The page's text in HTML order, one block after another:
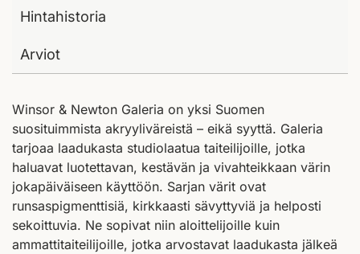
Hintahistoria
Arviot
Winsor & Newton Galeria on yksi Suomen
suosituimmista akryyliväreistä – eikä syyttä. Galeria
tarjoaa laadukasta studiolaatua taiteilijoille, jotka
haluavat luotettavan, kestävän ja vivahteikkaan värin
jokapäiväiseen käyttöön. Sarjan värit ovat
runsaspigmenttisiä, kirkkaasti sävyttyviä ja helposti
sekoittuvia. Ne sopivat niin aloittelijoille kuin
ammattitaiteilijoille, jotka arvostavat laadukasta jälkeä